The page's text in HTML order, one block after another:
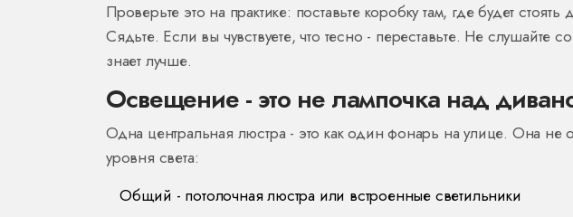
Проверьте это на практике: поставьте коробку там, где будет
Сядьте. Если вы чувствуете, что тесно - переставьте. Не слушайте
знает лучше.
Освещение - это не лампочка над
Одна центральная люстра - это как один фонарь на улице. Она не
уровня света:
Общий - потолочная люстра или встроенные светильники